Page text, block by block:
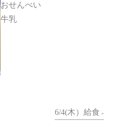
おせんべい
牛乳
6/4(木）給食 »